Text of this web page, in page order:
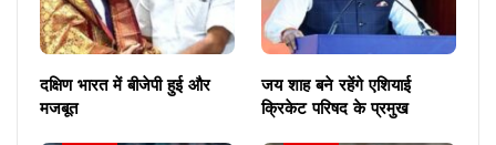
दक्षिण भारत में बीजेपी हुई और
मजबूत
जय शाह बने रहेंगे एशियाई
क्रिकेट परिषद के प्रमुख